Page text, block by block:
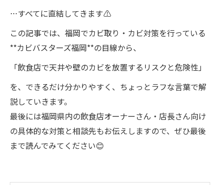
…すべてに直結してきます⚠️
この記事では、福岡でカビ取り・カビ対策を行っている
**カビバスターズ福岡**の目線から、
「飲食店で天井や壁のカビを放置するリスクと危険性」
を、できるだけ分かりやすく、ちょっとラフな言葉で解
説していきます。
最後には福岡県内の飲食店オーナーさん・店長さん向け
の具体的な対策と相談先もお伝えしますので、ぜひ最後
まで読んでみてください😊